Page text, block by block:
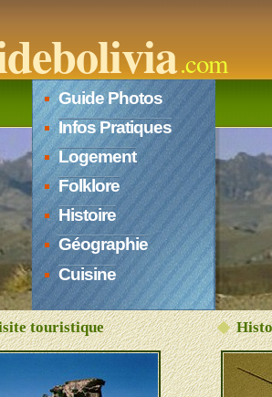
.com
Guide Photos
Infos Pratiques
Logement
Folklore
Histoire
Géographie
Cuisine
touristique